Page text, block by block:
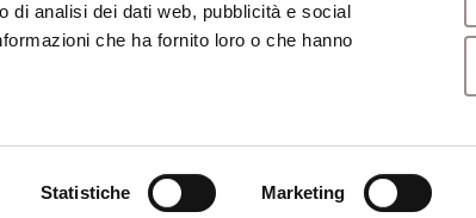
di analisi dei dati web, pubblicità e social
che ha fornito loro o che hanno
Statistiche Marketing